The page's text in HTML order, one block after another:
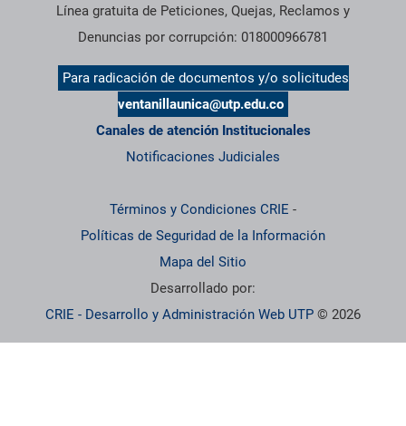
Línea gratuita de Peticiones, Quejas, Reclamos y
Denuncias por corrupción: 018000966781
Para radicación de documentos y/o solicitudes
ventanillaunica@utp.edu.co
Canales de atención Institucionales
Notificaciones Judiciales
Términos y Condiciones CRIE -
Políticas de Seguridad de la Información
Mapa del Sitio
Desarrollado por:
CRIE - Desarrollo y Administración Web UTP © 2026